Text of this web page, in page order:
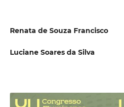
Renata de Souza Francisco
Luciane Soares da Silva